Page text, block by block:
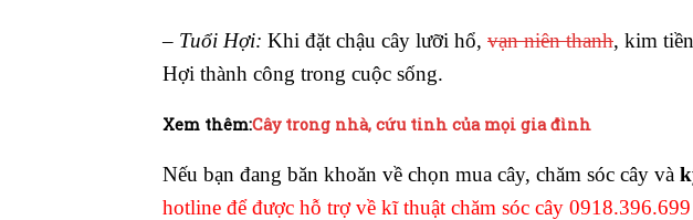
– Tuổi Hợi: Khi đặt chậu cây lưỡi hổ, vạn niên thanh, kim
Hợi thành công trong cuộc sống.
Xem thêm:Cây trong nhà, cứu tinh của mọi gia đình
Nếu bạn đang băn khoăn về chọn mua cây, chăm sóc cây và
hotline để được hỗ trợ về kĩ thuật chăm sóc cây 0918.396.699